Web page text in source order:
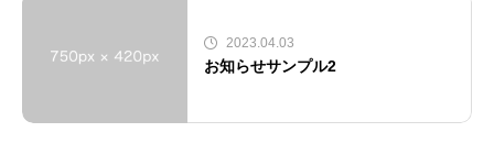
2023.04.03
お知らせサンプル2